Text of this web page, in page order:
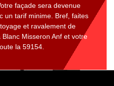
façade sera devenue
un tarif minime. Bref, faites
et ravalement de
Misseron Anf et votre
la 59154.